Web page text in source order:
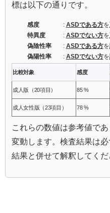
標は以下の通りです。
感度 : ASDである方を
特異度
: ASDでない方を
偽陰性率
: ASDである方を
偽陽性率
: ASDでない方を
比較対象 感度
成人版（20項目） 85 %
成人女性版（23項目） 78 %
これらの数値は参考値で
変動します。検査結果は
結果と併せて解釈してくだ